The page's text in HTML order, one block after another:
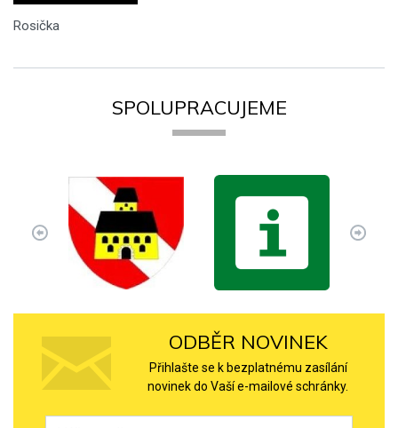
Rosička
SPOLUPRACUJEME
ODBĚR NOVINEK
Přihlašte se k bezplatnému zasílání
novinek do Vaší e-mailové schránky.